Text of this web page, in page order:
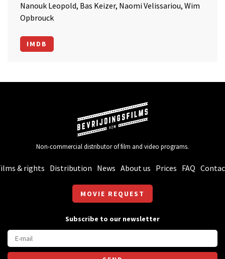
Nanouk Leopold, Bas Keizer, Naomi Velissariou, Wim
Opbrouck
IMDB
Non-commercial distributor of film and video programs.
& rights Distribution News About us Prices FAQ
MOVIE REQUEST
Subscribe to our newsletter